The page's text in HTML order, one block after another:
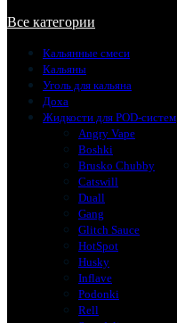
Все категории
Кальянные смеси
Кальяны
Уголь для кальяна
Доха
Жидкости для POD-систем
Angry Vape
Boshki
Brusko Chubby
Catswill
Duall
Gang
Glitch Sauce
HotSpot
Husky
Inflave
Podonki
Rell